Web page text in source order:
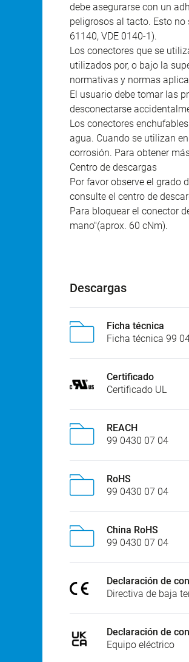
debe asegurarse con un
peligrosos al tacto. Esto no
61140, VDE 0140-1).
Los conectores que se
utilizados por, o bajo la
normativas y normas
El usuario debe tomar las
desconectarse
Los conectores
agua. Cuando se utilizan
corrosión. Para obtener
Centro de descargas
Por favor observe el grado
consulte el centro de
Para bloquear el conector
mano"(aprox. 60 cNm).
Descargas
Ficha técnica
Ficha técnica 99
Certificado
Certificado UL
REACH
99 0430 07 04
RoHS
99 0430 07 04
China RoHS
99 0430 07 04
Declaración de
Directiva de baja
Declaración de
Equipo eléctrico